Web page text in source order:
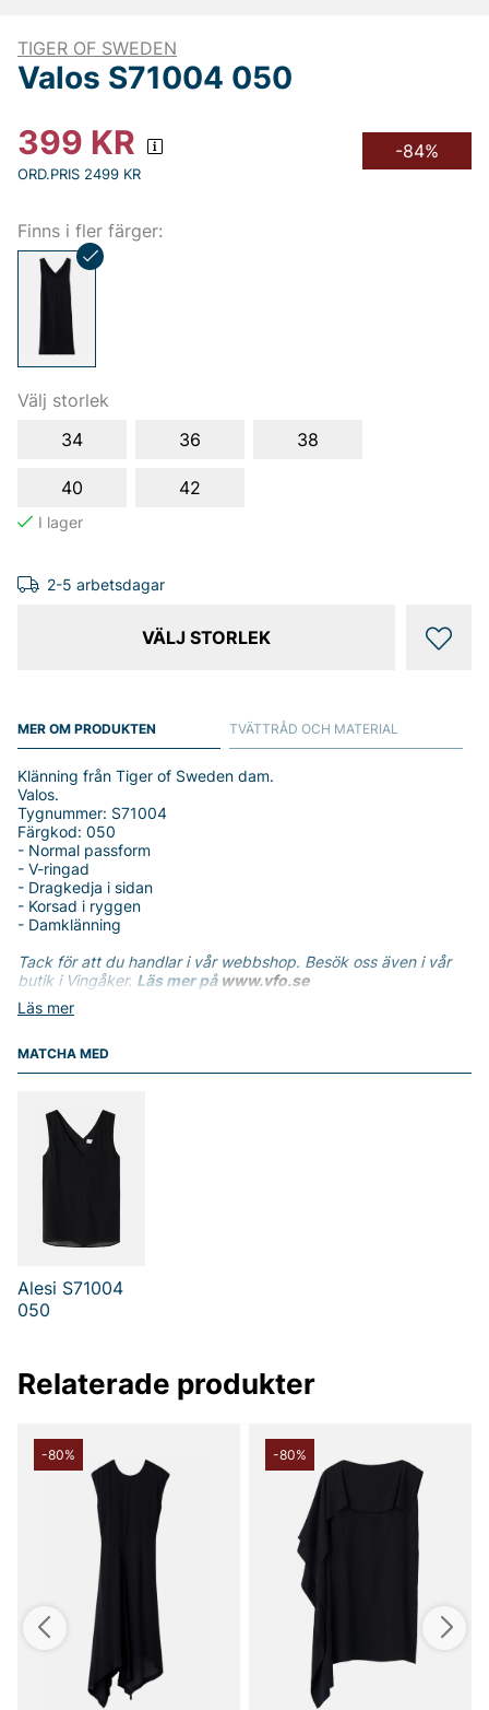
TIGER OF SWEDEN
Valos S71004 050
399 KR
ORD.PRIS 2499 KR
-84%
Finns i fler färger:
Välj storlek
34
36 38
40 42
2-5 arbetsdagar
VÄLJ STORLEK
MER OM PRODUKTEN
Läs mer
Klänning från Tiger of Sweden dam.
Valos.
Tygnummer: S71004
Färgkod: 050
- Normal passform
- V-ringad
- Dragkedja i sidan
- Korsad i ryggen
- Damklänning
Tack för att du handlar i vår webbshop. Besök oss även i vår
butik i Vingåker. Läs mer på www.vfo.se
TVÄTTRÅD OCH MATERIAL
MATCHA MED
Alesi S71004
050
Relaterade produkter
-80% -80%